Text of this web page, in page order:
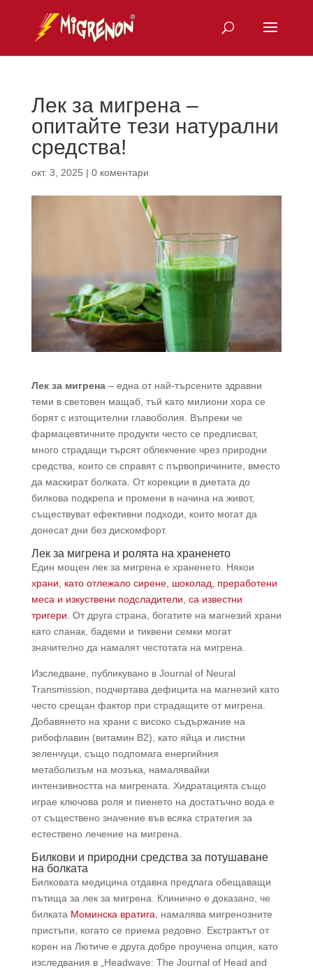
Лек за мигрена –
опитайте тези натурални
средства!
окт. 3, 2025 | 0 коментари
Лек за мигрена– една от най-търсените здравни
теми в световен мащаб, тъй като милиони хора се
борят с изтощителни главоболия. Въпреки че
фармацевтичните продукти често се предписват,
много страдащи търсят облекчение чрез природни
средства, които се справят с първопричините, вместо
да маскират болката. От корекции в диетата до
билкова подкрепа и промени в начина на живот,
съществуват ефективни подходи, които могат да
донесат дни без дискомфорт.
Лек за мигрена и ролята на храненето
Един мощен лек за мигрена е храненето. Някои
храни, като отлежало сирене, шоколад, преработени
меса и изкуствени подсладители, са известни
тригери . От друга страна, богатите на магнезий храни
като спанак, бадеми и тиквени семки могат
значително да намалят честотата на мигрена.
Изследване, публикувано в Journal of Neural
Transmission, подчертава дефицита на магнезий като
често срещан фактор при страдащите от мигрена.
Добавянето на храни с високо съдържание на
рибофлавин (витамин B2), като яйца и листни
зеленчуци, също подпомага енергийния
метаболизъм на мозъка, намалявайки
интензивността на мигрената. Хидратацията също
играе ключова роля и пиенето на достатъчно вода е
от съществено значение във всяка стратегия за
естествено лечение на мигрена.
Билкови и природни средства за потушаване
на болката
Билковата медицина отдавна предлага обещаващи
пътища за лек за мигрена. Клинично е доказано, че
билката Моминска вратига , намалява мигренозните
пристъпи, когато се приема редовно. Екстрактът от
корен на Лютиче е друга добре проучена опция, като
изследвания в „Headwave: The Journal of Head and